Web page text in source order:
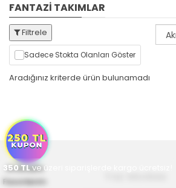
FANTAZİ TAKIMLAR
Filtrele
Sadece Stokta Olanları Göster
Aradığınız kriterde ürün bulunamadı
350 TLve üzeri siparişlerde kargo ücretsiz!
Anasayfa
Favorilerim
Yaz Modası